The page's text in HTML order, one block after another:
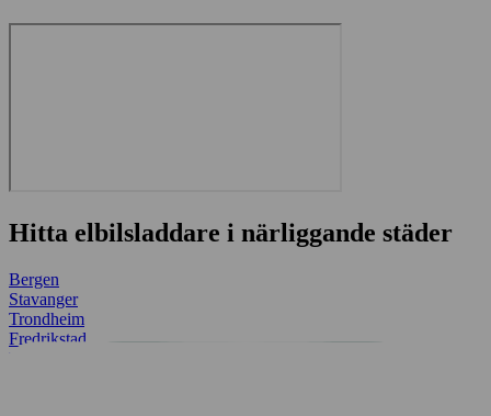
Hitta elbilsladdare i närliggande städer
Bergen
Stavanger
Trondheim
Fredrikstad
Kristiansand